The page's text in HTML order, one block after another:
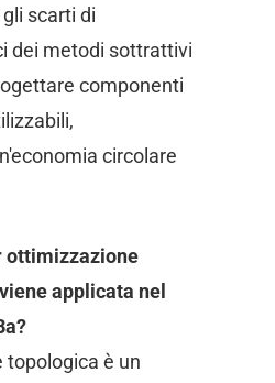
scarti di
dei metodi sottrattivi
componenti
circolare
ottimizzazione
applicata nel
è un